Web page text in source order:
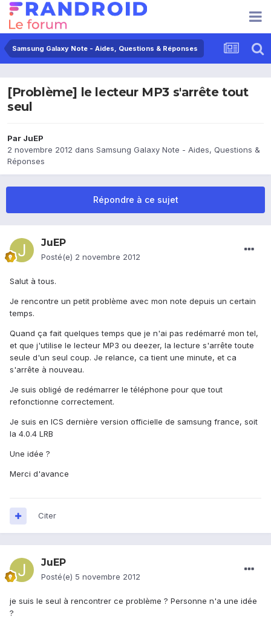
Samsung Galaxy Note - Aides, Questions & Réponses
[Problème] le lecteur MP3 s'arrête tout
seul
Par JuEP
2 novembre 2012 dans Samsung Galaxy Note - Aides, Questions &
Réponses
Répondre à ce sujet
JuEP
Posté(e) 2 novembre 2012
Salut à tous.
Je rencontre un petit problème avec mon note depuis un certain
temps.
Quand ça fait quelques temps que je n'ai pas redémarré mon tel,
et que j'utilise le lecteur MP3 ou deezer, la lecture s'arrête toute
seule d'un seul coup. Je relance, ca tient une minute, et ca
s'arrête à nouveau.
Je suis obligé de redémarrer le téléphone pour que tout
refonctionne correctement.
Je suis en ICS dernière version officielle de samsung france, soit
la 4.0.4 LRB
Une idée ?
Merci d'avance
Citer
JuEP
Posté(e) 5 novembre 2012
je suis le seul à rencontrer ce problème ? Personne n'a une idée
?